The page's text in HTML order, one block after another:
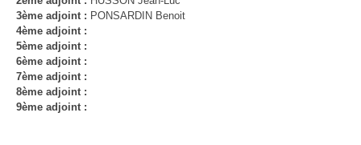
3ème adjoint : PONSARDIN Benoit
4ème adjoint :
5ème adjoint :
6ème adjoint :
7ème adjoint :
8ème adjoint :
9ème adjoint :